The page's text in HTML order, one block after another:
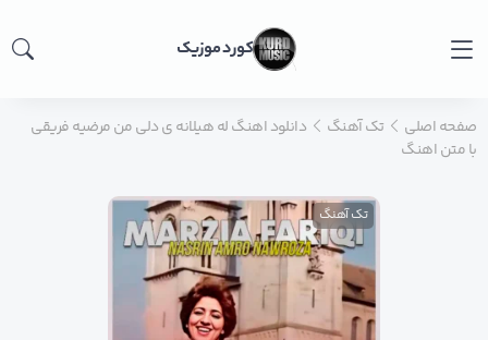
کورد موزیک
صفحه اصلی تک آهنگ
دانلود اهنگ له هیلانه ی دلی من مرضیه فریقی
با متن اهنگ
تک آهنگ